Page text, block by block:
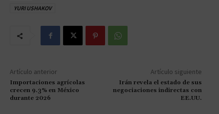
YURI USHAKOV
Artículo anterior
Importaciones agrícolas
crecen 9.3% en México
durante 2026
Artículo siguiente
Irán revela el estado de sus
negociaciones indirectas con
EE.UU.